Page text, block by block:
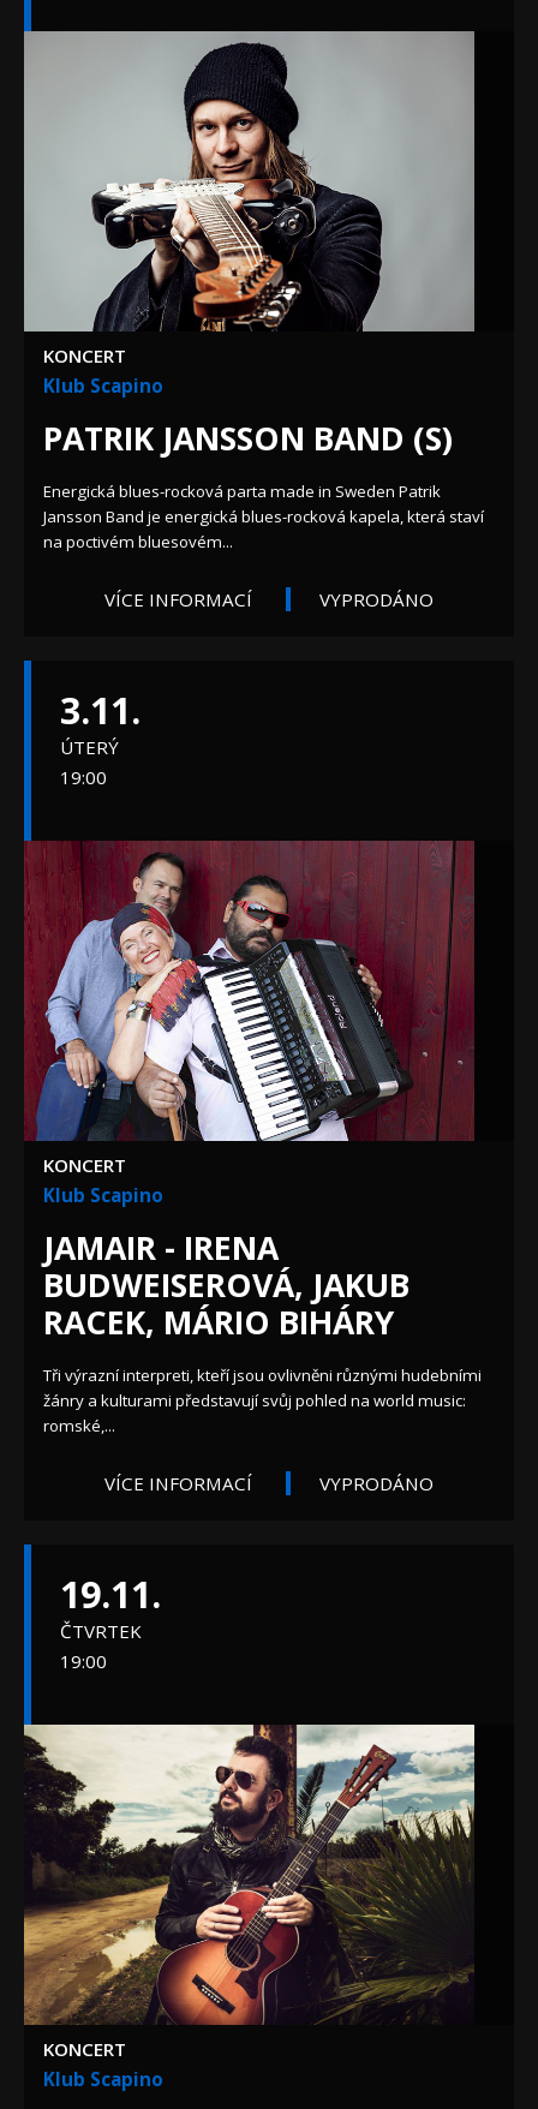
KONCERT
Klub Scapino
PATRIK JANSSON BAND (S)
Energická blues-rocková parta made in Sweden Patrik
Jansson Band je energická blues-rocková kapela, která staví
na poctivém bluesovém...
VÍCE INFORMACÍ VYPRODÁNO
3.11.
ÚTERÝ
19:00
KONCERT
Klub Scapino
JAMAIR - IRENA
BUDWEISEROVÁ, JAKUB
RACEK, MÁRIO BIHÁRY
Tři výrazní interpreti, kteří jsou ovlivněni různými hudebními
žánry a kulturami představují svůj pohled na world music:
romské,...
VÍCE INFORMACÍ VYPRODÁNO
19.11.
ČTVRTEK
19:00
KONCERT
Klub Scapino